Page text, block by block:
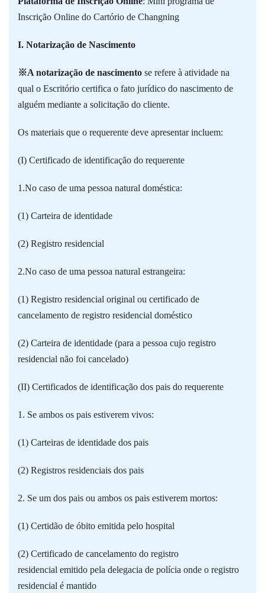
Inscrição Online do Cartório de Changning
I. Notarização de Nascimento
※A notarização de nascimento se refere à atividade na
qual o Escritório certifica o fato jurídico do nascimento de
alguém mediante a solicitação do cliente.
Os materiais que o requerente deve apresentar incluem:
(I) Certificado de identificação do requerente
1.No caso de uma pessoa natural doméstica:
(1) Carteira de identidade
(2) Registro residencial
2.No caso de uma pessoa natural estrangeira:
(1) Registro residencial original ou certificado de
cancelamento de registro residencial doméstico
(2) Carteira de identidade (para a pessoa cujo registro
residencial não foi cancelado)
(II) Certificados de identificação dos pais do requerente
1. Se ambos os pais estiverem vivos:
(1) Carteiras de identidade dos pais
(2) Registros residenciais dos pais
2. Se um dos pais ou ambos os pais estiverem mortos:
(1) Certidão de óbito emitida pelo hospital
(2) Certificado de cancelamento do registro
residencial emitido pela delegacia de polícia onde o registro
residencial é mantido